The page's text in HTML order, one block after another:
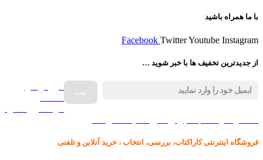
با ما همراه باشید
Facebook TwitterYoutube Instagram
از جدیدترین تخفیف ها با خبر شوید …
فروش انواع
فروشگاه اینترنتی کاراکتاب، بررسی، انتخاب ، خرید آنلاین و تلفنی